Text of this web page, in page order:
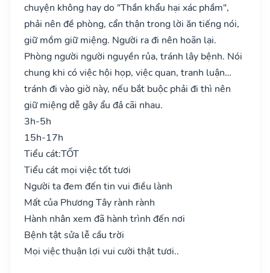
chuyện không hay do "Thần khẩu hại xác phầm",
phải nên đề phòng, cẩn thận trong lời ăn tiếng nói,
giữ mồm giữ miệng. Người ra đi nên hoãn lại.
Phòng người người nguyền rủa, tránh lây bệnh. Nói
chung khi có việc hội họp, việc quan, tranh luận…
tránh đi vào giờ này, nếu bắt buộc phải đi thì nên
giữ miệng dễ gây ẩu đả cãi nhau.
3h-5h
15h-17h
Tiểu cát:TỐT
Tiểu cát mọi việc tốt tươi
Người ta đem đến tin vui điều lành
Mất của Phương Tây rành rành
Hành nhân xem đã hành trình đến nơi
Bệnh tật sửa lễ cầu trời
Mọi việc thuận lợi vui cười thật tươi..